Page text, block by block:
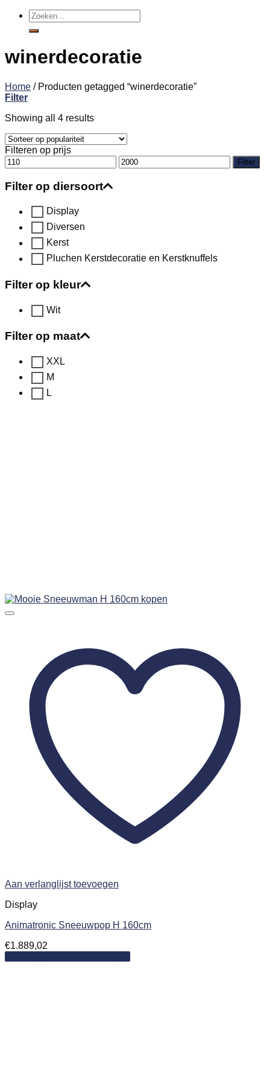
Zoeken
naar:
winerdecoratie
Home /Producten getagged “winerdecoratie”
Filter
Showing all 4 results
Filteren op prijs
Min.
prijs
Max.
prijs
Filter
Filter op diersoort
Display
Diversen
Kerst
Pluchen Kerstdecoratie en Kerstknuffels
Filter op kleur
Wit
Filter op maat
XXL
M
L
Aan verlanglijst toevoegen
Display
Animatronic Sneeuwpop H 160cm
€1.889,02